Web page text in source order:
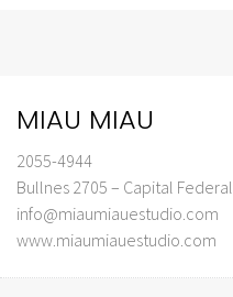
MIAU MIAU
2055-4944
Bullnes 2705 – Capital Federal
info@miaumiauestudio.com
www.miaumiauestudio.com